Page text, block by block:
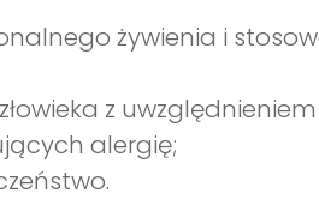
żywienia i
z uwzględnieniem
alergię;